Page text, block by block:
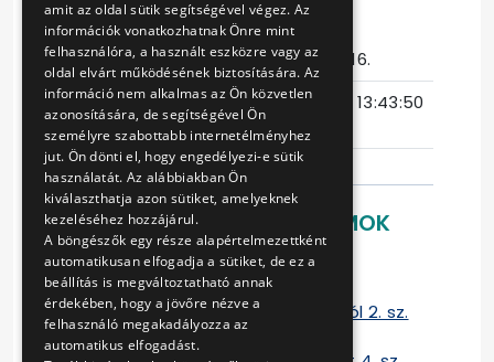
Eljárás száma
V-432/2016.
Ajánlattételi
határidő
2016-11-18 13:43:50
LETÖLTHETŐ DOKUMENTUMOK
Ajánlati felhívás
Ajánlattételi nyilatkozat 1. sz.
Nyilatkozat az alvállalkozó(k)ról 2. sz.
ajánlattevői nyilatkozat 3. sz.
amit az oldal sütik segítségével végez. Az
információk vonatkozhatnak Önre mint
felhasználóra, a használt eszközre vagy az
oldal elvárt működésének biztosítására. Az
információ nem alkalmas az Ön közvetlen
azonosítására, de segítségével Ön
személyre szabottabb internetélményhez
jut. Ön dönti el, hogy engedélyezi-e sütik
használatát. Az alábbiakban Ön
kiválaszthatja azon sütiket, amelyeknek
kezeléséhez hozzájárul.
A böngészők egy része alapértelmezettként
automatikusan elfogadja a sütiket, de ez a
beállítás is megváltoztatható annak
érdekében, hogy a jövőre nézve a
felhasználó megakadályozza az
automatikus elfogadást.